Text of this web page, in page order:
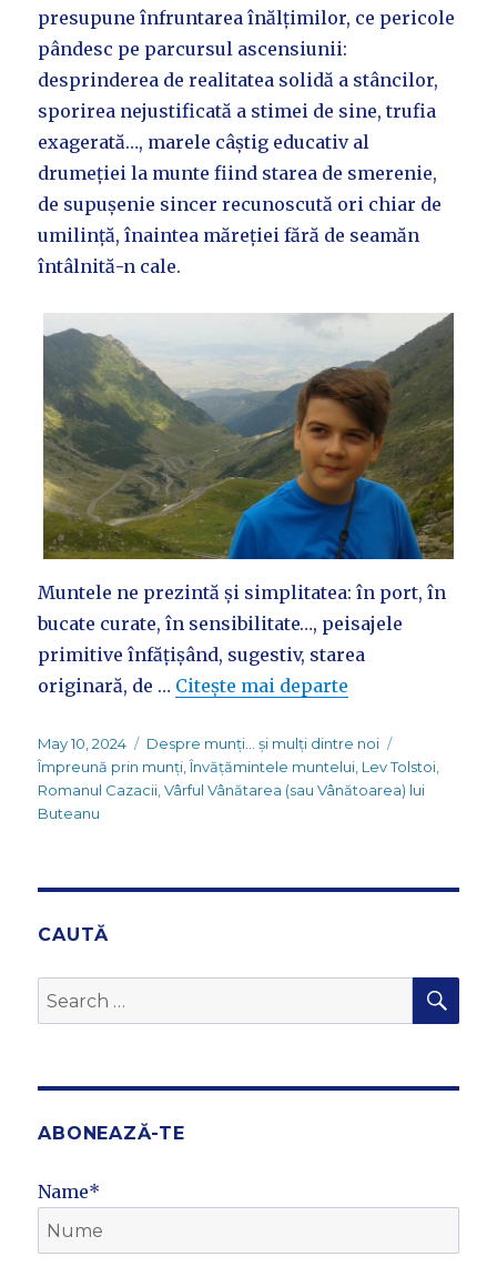
presupune înfruntarea înălțimilor, ce pericole
pândesc pe parcursul ascensiunii:
desprinderea de realitatea solidă a stâncilor,
sporirea nejustificată a stimei de sine, trufia
exagerată…, marele câștig educativ al
drumeției la munte fiind starea de smerenie,
de supușenie sincer recunoscută ori chiar de
umilință, înaintea măreției fără de seamăn
întâlnită-n cale.
Muntele ne prezintă și simplitatea: în port, în
bucate curate, în sensibilitate…, peisajele
primitive înfățișând, sugestiv, starea
originară, de … Citește mai departe
Posted
on
May 10, 2024 Categories
Despre munți... și mulți dintre noi
Împreună prin munți ,Învățămintele muntelui Lev Tolstoi
Romanul Cazacii ,Vârful Vânătarea (sau Vânătoarea) lui
Buteanu
CAUTĂ
Search
for:
ABONEAZĂ-TE
Name*